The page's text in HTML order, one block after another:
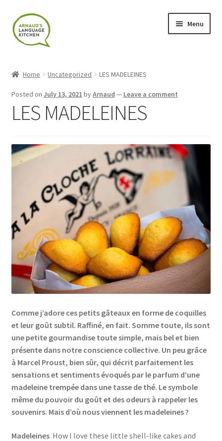
Skip
to
navigation
Skip
to
content
Menu
Blog
Checkout
Contact Me
Links
My Account
Privacy Policy
Privacy Tools
Private Tuition
Shop
Terms and Conditions
Home Uncategorized LES MADELEINES
Posted on July 13, 2021 byArnaud — Leave a comment
LES MADELEINES
Comme j’adore ces petits gâteaux en forme de coquilles
et leur goût subtil. Raffiné, en fait. Somme toute, ils sont
une petite gourmandise toute simple, mais bel et bien
présente dans notre conscience collective. Un peu grâce
à Marcel Proust, bien sûr, qui décrit parfaitement les
sensations et sentiments évoqués par le parfum d’une
madeleine trempée dans une tasse de thé. Le symbole
même du pouvoir du goût et des odeurs à rappeler les
souvenirs. Mais d’où nous viennent les madeleines ?
Madeleines How I love these little shell-like cakes and